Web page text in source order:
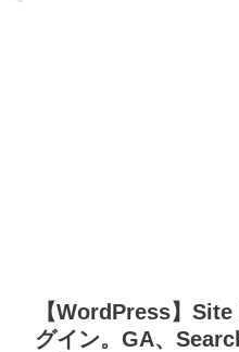
【WordPress】
グイン。GA、